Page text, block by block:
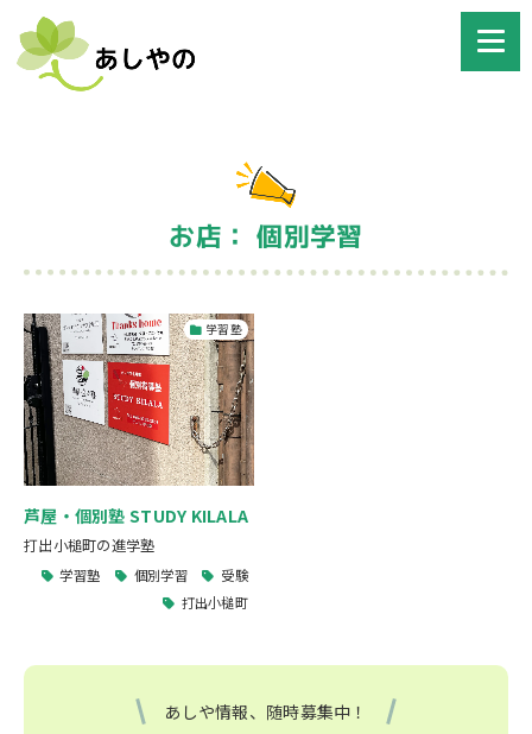
お店： 個別学習
学習塾
芦屋・個別塾 STUDY KILALA
打出小槌町の進学塾
学習塾 個別学習
受験
打出小槌町
あしや情報、随時募集中！